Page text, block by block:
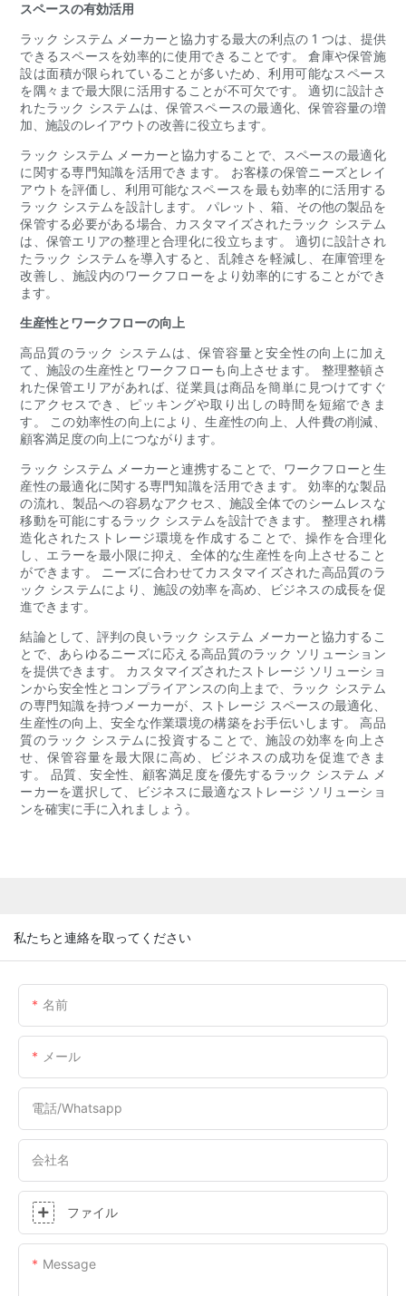
スペースの有効活用
ラック システム メーカーと協力する最大の利点の 1 つは、提供
できるスペースを効率的に使用できることです。 倉庫や保管施
設は面積が限られていることが多いため、利用可能なスペース
を隅々まで最大限に活用することが不可欠です。 適切に設計さ
れたラック システムは、保管スペースの最適化、保管容量の増
加、施設のレイアウトの改善に役立ちます。
ラック システム メーカーと協力することで、スペースの最適化
に関する専門知識を活用できます。 お客様の保管ニーズとレイ
アウトを評価し、利用可能なスペースを最も効率的に活用する
ラック システムを設計します。 パレット、箱、その他の製品を
保管する必要がある場合、カスタマイズされたラック システム
は、保管エリアの整理と合理化に役立ちます。 適切に設計され
たラック システムを導入すると、乱雑さを軽減し、在庫管理を
改善し、施設内のワークフローをより効率的にすることができ
ます。
生産性とワークフローの向上
高品質のラック システムは、保管容量と安全性の向上に加え
て、施設の生産性とワークフローも向上させます。 整理整頓さ
れた保管エリアがあれば、従業員は商品を簡単に見つけてすぐ
にアクセスでき、ピッキングや取り出しの時間を短縮できま
す。 この効率性の向上により、生産性の向上、人件費の削減、
顧客満足度の向上につながります。
ラック システム メーカーと連携することで、ワークフローと生
産性の最適化に関する専門知識を活用できます。 効率的な製品
の流れ、製品への容易なアクセス、施設全体でのシームレスな
移動を可能にするラック システムを設計できます。 整理され構
造化されたストレージ環境を作成することで、操作を合理化
し、エラーを最小限に抑え、全体的な生産性を向上させること
ができます。 ニーズに合わせてカスタマイズされた高品質のラ
ック システムにより、施設の効率を高め、ビジネスの成長を促
進できます。
結論として、評判の良いラック システム メーカーと協力するこ
とで、あらゆるニーズに応える高品質のラック ソリューション
を提供できます。 カスタマイズされたストレージ ソリューショ
ンから安全性とコンプライアンスの向上まで、ラック システム
の専門知識を持つメーカーが、ストレージ スペースの最適化、
生産性の向上、安全な作業環境の構築をお手伝いします。 高品
質のラック システムに投資することで、施設の効率を向上さ
せ、保管容量を最大限に高め、ビジネスの成功を促進できま
す。 品質、安全性、顧客満足度を優先するラック システム メ
ーカーを選択して、ビジネスに最適なストレージ ソリューショ
ンを確実に手に入れましょう。
私たちと連絡を取ってください
名前
メール
電話/whatsapp
会社名
ファイル
Message